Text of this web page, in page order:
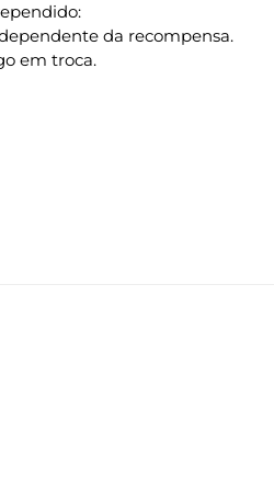
da recompensa.
em troca.